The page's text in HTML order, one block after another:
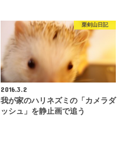
栗剣山日記
2016.3.2
我が家のハリネズミの「カメラダ
ッシュ」を静止画で追う